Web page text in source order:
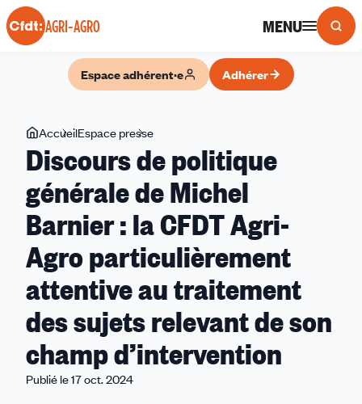
Panneau de gestion des cookies
AGRI-AGRO MENU
Espace adhérent·e Adhérer
Vous
êtes
ici
AccueilEspace presse
de
politique
générale
de
Michel
Barnier
la
CFDT
Agri-
Agro
Discours de politique
générale de Michel
Barnier : la CFDT Agri-
Agro particulièrement
attentive au traitement
des sujets relevant de son
champ d’intervention
Publié le 17 oct. 2024